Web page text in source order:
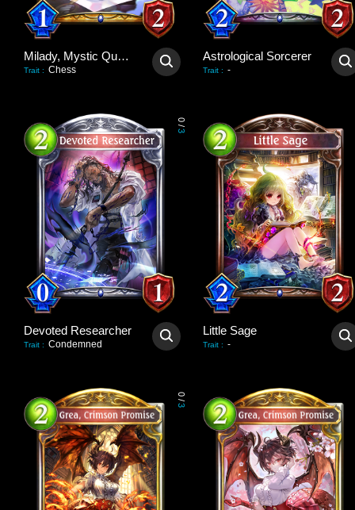
Milady, Mystic Queen
Trait : Chess
Astrological Sorcerer
Trait : -
0
/
3
Devoted Researcher
Trait : Condemned
Little Sage
Trait : -
0
/
3